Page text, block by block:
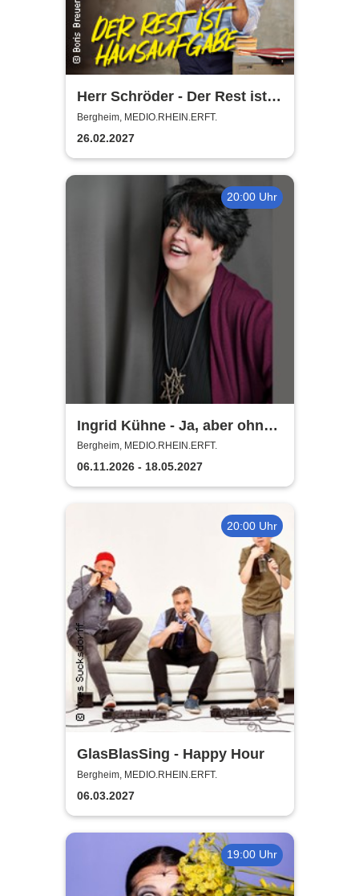
Herr Schröder - Der Rest ist
Hausaufgabe
Bergheim, MEDIO.RHEIN.ERFT.
26.02.2027
20:00 Uhr
Ingrid Kühne - Ja, aber ohne
mich!
Bergheim, MEDIO.RHEIN.ERFT.
06.11.2026 - 18.05.2027
20:00 Uhr
GlasBlasSing - Happy Hour
Bergheim, MEDIO.RHEIN.ERFT.
06.03.2027
19:00 Uhr